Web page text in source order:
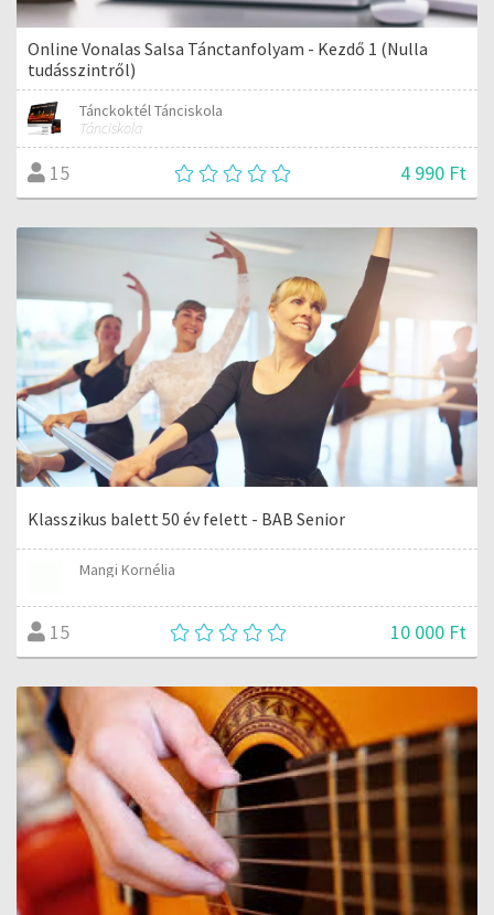
Online Vonalas Salsa Tánctanfolyam - Kezdő 1 (Nulla
tudásszintről)
Tánckoktél Tánciskola
Tánciskola
15 4 990 Ft
Klasszikus balett 50 év felett - BAB Senior
Mangi Kornélia
15 10 000 Ft